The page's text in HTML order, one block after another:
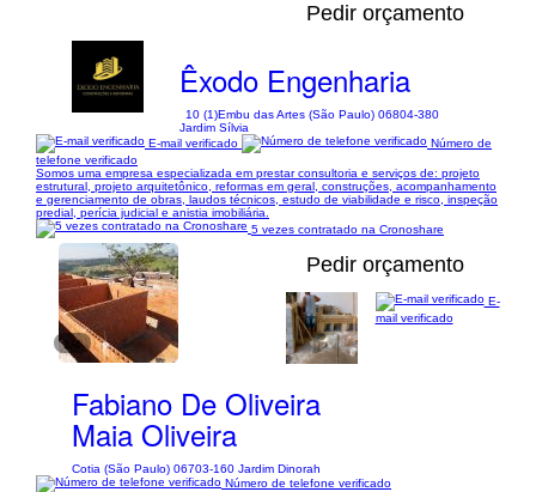
Pedir orçamento
Êxodo Engenharia
10 (1)Embu das Artes (São Paulo) 06804-380
Jardim Sílvia
E-mail verificado
Número de
telefone verificado
Somos uma empresa especializada em prestar consultoria e serviços de: projeto
estrutural, projeto arquitetônico, reformas em geral, construções, acompanhamento
e gerenciamento de obras, laudos técnicos, estudo de viabilidade e risco, inspeção
predial, perícia judicial e anistia imobiliária.
5 vezes contratado na Cronoshare
1/4
Pedir orçamento
Fabiano De Oliveira
Maia Oliveira
Cotia (São Paulo) 06703-160 Jardim Dinorah
E-
mail verificado
Número de telefone verificado